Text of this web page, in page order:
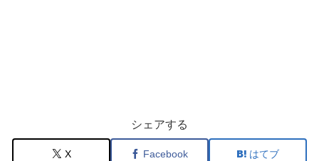
シェアする
X Facebook はてブ